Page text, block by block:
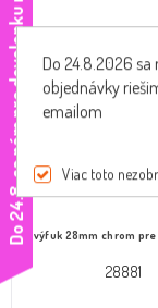
výfuk 28mm chrom pre
28881
D
o
2
4
.
8
.
s
a
n
á
m
p
r
e
d
o
v
o
l
e
n
k
u
n
e
d
o
v
o
l
á
t
Do 24.8.2026
objednávky
emailom
Viac toto